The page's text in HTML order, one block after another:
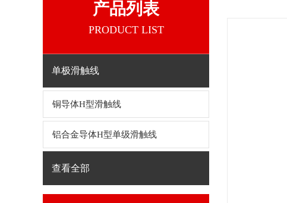
产品列表
PRODUCT LIST
单极滑触线
铜导体H型滑触线
铝合金导体H型单级滑触线
查看全部